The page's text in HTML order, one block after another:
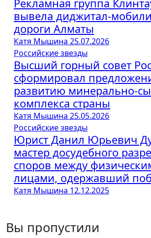
Рекламная группа
вывела диджитал-
дороги Алматы
Катя Мышина 25.07.2026
Российские звезды
Высший горный совет
сформировал
развитию минерально-
комплекса страны
Катя Мышина 25.05.2026
Российские звезды
Юрист Данил Юрьевич
мастер досудебного
споров между
лицами, одержавший
Катя Мышина 12.12.2025
Вы пропустили